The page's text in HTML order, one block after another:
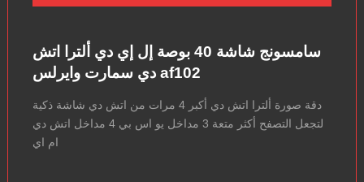
سامسونج شاشة 40 بوصة إل إي دي ألترا اتش
دي سمارت وايرلس af102
دقة صورة ألترا اتش دي أكبر 4 مرات من اتش دي شاشة ذكية
لتجعل التصفح أكثر متعة 3 مداخل يو اس بي 4 مداخل اتش دي
ام اي